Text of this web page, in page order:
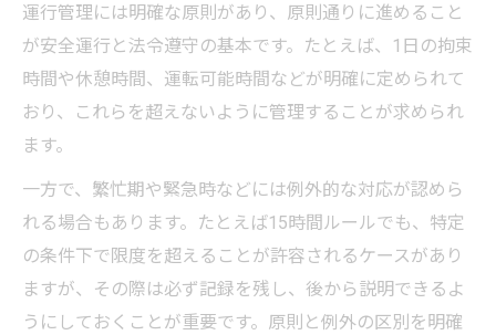
運行管理には明確な原則があり、原則通りに進めること
が安全運行と法令遵守の基本です。たとえば、1日の拘束
時間や休憩時間、運転可能時間などが明確に定められて
おり、これらを超えないように管理することが求められ
ます。
一方で、繁忙期や緊急時などには例外的な対応が認めら
れる場合もあります。たとえば15時間ルールでも、特定
の条件下で限度を超えることが許容されるケースがあり
ますが、その際は必ず記録を残し、後から説明できるよ
うにしておくことが重要です。原則と例外の区別を明確